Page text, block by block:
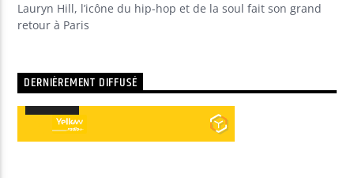
Lauryn Hill, l’icône du hip-hop et de la soul fait son grand
retour à Paris
DERNIÈREMENT DIFFUSÉ
Lecteur
audio